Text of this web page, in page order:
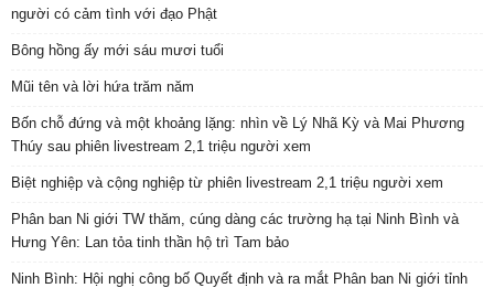
người có cảm tình với đạo Phật
Bông hồng ấy mới sáu mươi tuổi
Mũi tên và lời hứa trăm năm
Bốn chỗ đứng và một khoảng lặng: nhìn về Lý Nhã Kỳ và Mai Phương
Thúy sau phiên livestream 2,1 triệu người xem
Biệt nghiệp và cộng nghiệp từ phiên livestream 2,1 triệu người xem
Phân ban Ni giới TW thăm, cúng dàng các trường hạ tại Ninh Bình và
Hưng Yên: Lan tỏa tinh thần hộ trì Tam bảo
Ninh Bình: Hội nghị công bố Quyết định và ra mắt Phân ban Ni giới tỉnh